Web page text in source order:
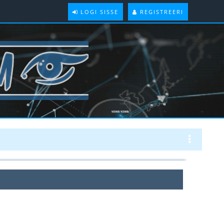
LOGI SISSE REGISTREERI